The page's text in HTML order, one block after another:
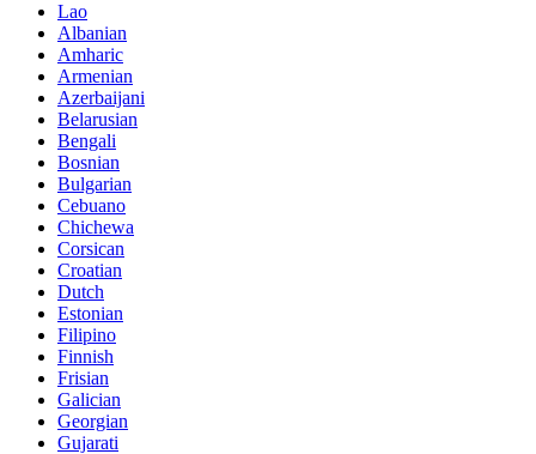
Lao
Albanian
Amharic
Armenian
Azerbaijani
Belarusian
Bengali
Bosnian
Bulgarian
Cebuano
Chichewa
Corsican
Croatian
Dutch
Estonian
Filipino
Finnish
Frisian
Galician
Georgian
Gujarati